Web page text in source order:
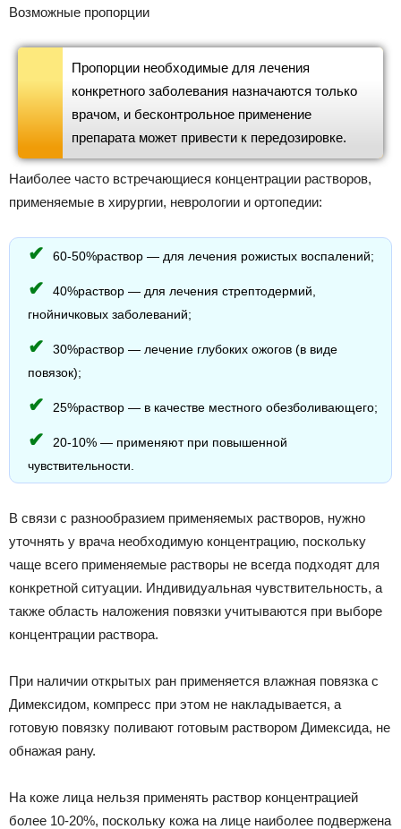
Возможные пропорции
Пропорции необходимые для лечения
конкретного заболевания назначаются только
врачом, и бесконтрольное применение
препарата может привести к передозировке.
Наиболее часто встречающиеся концентрации растворов,
применяемые в хирургии, неврологии и ортопедии:
60-50%раствор — для лечения рожистых воспалений;
40%раствор — для лечения стрептодермий,
гнойничковых заболеваний;
30%раствор — лечение глубоких ожогов (в виде
повязок);
25%раствор — в качестве местного обезболивающего;
20-10% — применяют при повышенной
чувствительности.
В связи с разнообразием применяемых растворов, нужно
уточнять у врача необходимую концентрацию, поскольку
чаще всего применяемые растворы не всегда подходят для
конкретной ситуации. Индивидуальная чувствительность, а
также область наложения повязки учитываются при выборе
концентрации раствора.
При наличии открытых ран применяется влажная повязка с
Димексидом, компресс при этом не накладывается, а
готовую повязку поливают готовым раствором Димексида, не
обнажая рану.
На коже лица нельзя применять раствор концентрацией
более 10-20%, поскольку кожа на лице наиболее подвержена